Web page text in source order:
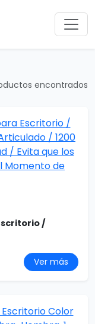
encontrados
/
Ver más